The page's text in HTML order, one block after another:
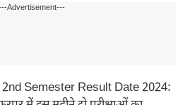
Advertisement---
Semester Result Date 2024: